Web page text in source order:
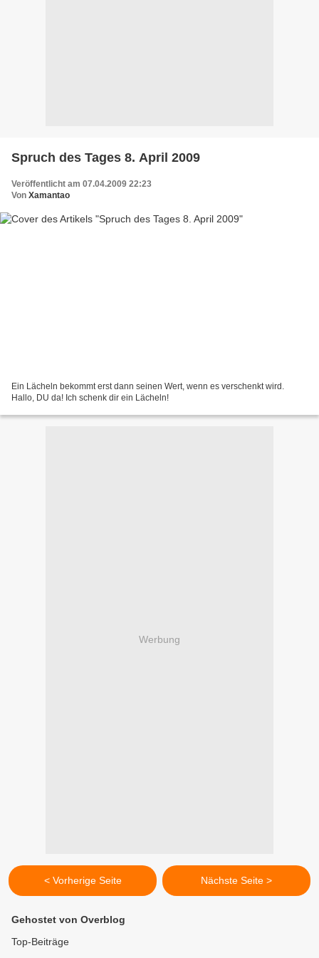
Spruch des Tages 8. April 2009
Veröffentlicht am 07.04.2009 22:23
Von Xamantao
Ein Lächeln bekommt erst dann seinen Wert, wenn es verschenkt wird.
Hallo, DU da! Ich schenk dir ein Lächeln!
Werbung
< Vorherige Seite Nächste Seite >
Gehostet von Overblog
Top-Beiträge